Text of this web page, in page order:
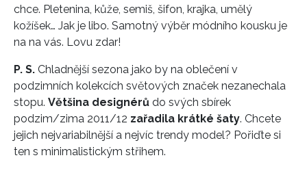
chce. Pletenina, kůže, semiš, šifon, krajka, umělý
kožíšek… Jak je libo. Samotný výběr módního kousku je
na na vás. Lovu zdar!
P. S. Chladnější sezona jako by na oblečení v
podzimních kolekcích světových značek nezanechala
stopu. Většina designérů do svých sbírek
podzim/zima 2011/12 zařadila krátké šaty. Chcete
jejich nejvariabilnější a nejvíc trendy model? Pořiďte si
ten s minimalistickým střihem.